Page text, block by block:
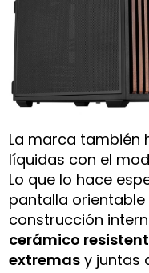
La marca también
líquidas con el
Lo que lo hace
pantalla
construcción
cerámico
extremas y juntas